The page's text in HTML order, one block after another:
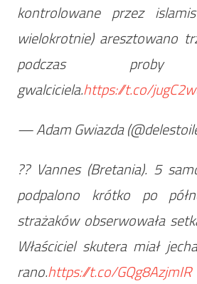
kontrolowane przez
wielokrotnie) aresztowano
podczas proby
gwalciciela.https://t.co/
— Adam Gwiazda
?? Vannes (Bretania). 5
podpalono krótko po
strażaków obserwowała
Właściciel skutera miał
rano.https://t.co/GQg8AzjmIR